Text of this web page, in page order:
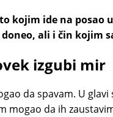
kojim ide na posao
ali i čin kojim
izgubi mir
da spavam. U
mogao da ih